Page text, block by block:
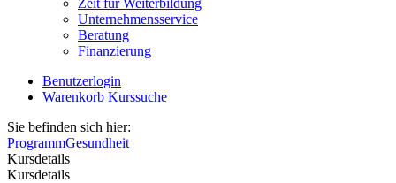
Zeit für Weiterbildung
Unternehmensservice
Beratung
Finanzierung
Benutzerlogin
Warenkorb Kurssuche
Sie befinden sich hier:
ProgrammGesundheit
Kursdetails
Kursdetails